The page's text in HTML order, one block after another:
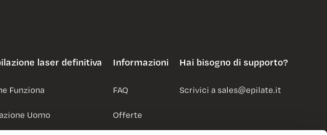
laser definitiva
Funziona
Uomo
Informazioni
FAQ
Offerte
Hai bisogno di supporto?
Scrivici a sales@epilate.it